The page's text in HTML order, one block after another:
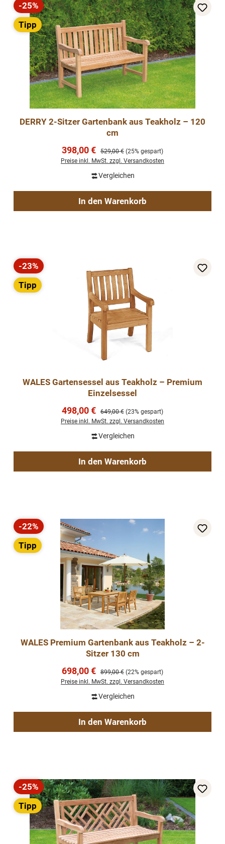
Rabatt
-25%
Tipp
DERRY 2-Sitzer Gartenbank aus Teakholz – 120
cm
Verkaufspreis:
398,00 € Regulärer Preis:
529,00 € (25% gespart)
Preise inkl. MwSt. zzgl. Versandkosten
Vergleichen
In den Warenkorb
Rabatt
-23%
Tipp
WALES Gartensessel aus Teakholz – Premium
Einzelsessel
Verkaufspreis:
498,00 € Regulärer Preis:
649,00 € (23% gespart)
Preise inkl. MwSt. zzgl. Versandkosten
Vergleichen
In den Warenkorb
Rabatt
-22%
Tipp
WALES Premium Gartenbank aus Teakholz – 2-
Sitzer 130 cm
Verkaufspreis:
698,00 € Regulärer Preis:
899,00 € (22% gespart)
Preise inkl. MwSt. zzgl. Versandkosten
Vergleichen
In den Warenkorb
Rabatt
-25%
Tipp